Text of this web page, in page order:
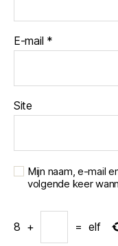
E-mail *
Site
Mijn naam, e-mail
volgende keer
8 + = elf